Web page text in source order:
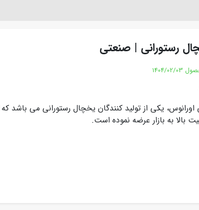
رستورانی | صنعتی
1404/02/03
اورانوس، یکی از تولید کنندگان یخچال رستورانی می باشد
بالا به بازار عرضه نموده است.